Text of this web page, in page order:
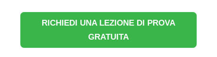
RICHIEDI UNA LEZIONE DI PROVA
GRATUITA